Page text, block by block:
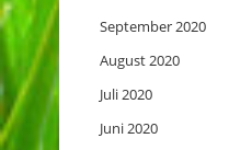
September 2020
August 2020
Juli 2020
Juni 2020